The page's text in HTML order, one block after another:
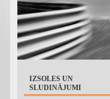
IZSOLES UN
SLUDINĀJUMI